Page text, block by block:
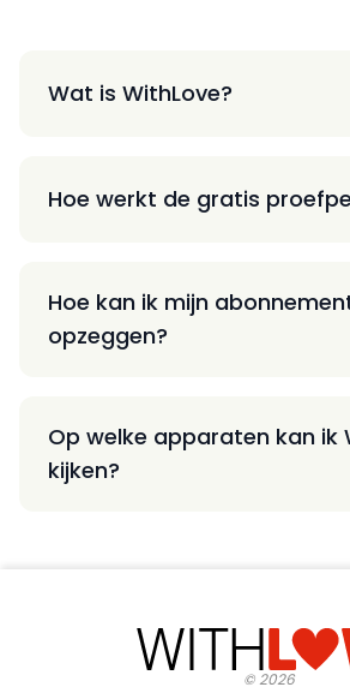
Wat is WithLove?
Hoe werkt de gratis
Hoe kan ik mijn
opzeggen?
Op welke apparaten kan ik
kijken?
©2026